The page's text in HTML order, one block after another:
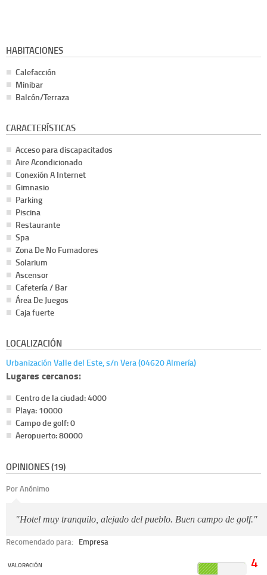
HABITACIONES
Calefacción
Minibar
Balcón/Terraza
CARACTERÍSTICAS
Acceso para discapacitados
Aire Acondicionado
Conexión A Internet
Gimnasio
Parking
Piscina
Restaurante
Spa
Zona De No Fumadores
Solarium
Ascensor
Cafetería / Bar
Área De Juegos
Caja fuerte
LOCALIZACIÓN
Urbanización Valle del Este, s/n Vera (04620 Almería)
Lugares cercanos:
Centro de la ciudad: 4000
Playa: 10000
Campo de golf: 0
Aeropuerto: 80000
OPINIONES (19)
Por Anónimo
"Hotel muy tranquilo, alejado del pueblo. Buen campo de golf."
Recomendado para: Empresa
VALORACIÓN 4